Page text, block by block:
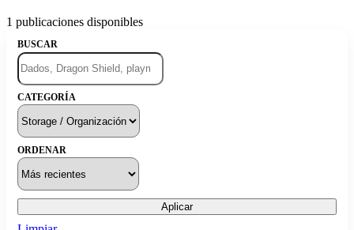
1 publicaciones disponibles
BUSCAR
CATEGORÍA
ORDENAR
Aplicar